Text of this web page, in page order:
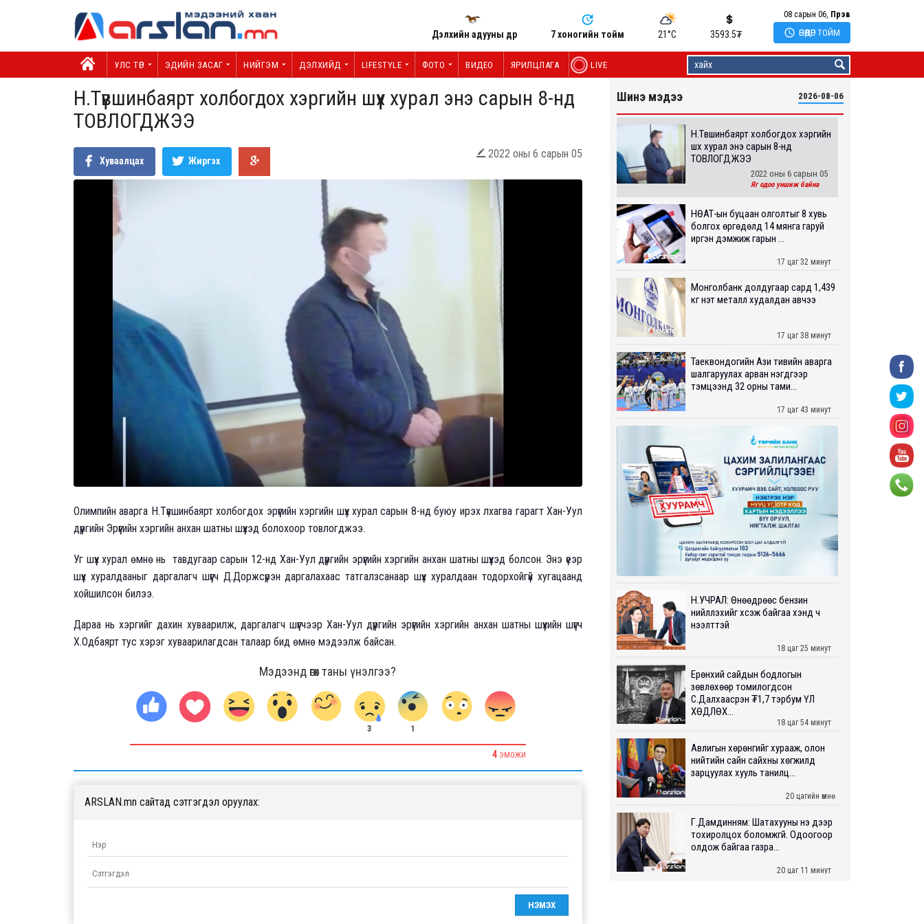
Дэлхийн адууны өдөр 7 хоногийн тойм 21°C 3593.5₮
08 сарын 06, Пүрэв
 ӨНӨӨДӨР ТОЙМ
УЛС ТӨР ЭДИЙН ЗАСАГ НИЙГЭМ ДЭЛХИЙД LIFESTYLE ФОТО ВИДЕО ЯРИЛЦЛАГА LIVE
Н.Түвшинбаярт холбогдох хэргийн шүүх хурал энэ сарын 8-нд
ТОВЛОГДЖЭЭ
Хуваалцах Жиргэх
 2022 оны 6 сарын 05
Олимпийн аварга Н.Түвшинбаярт холбогдох эрүүгийн хэргийн шүүх хурал сарын 8-нд буюу ирэх лхагва гарагт Хан-Уул
дүүргийн Эрүүгийн хэргийн анхан шатны шүүхэд болохоор товлогджээ.
Уг шүүх хурал өмнө нь тавдугаар сарын 12-нд Хан-Уул дүүргийн эрүүгийн хэргийн анхан шатны шүүхэд болсон. Энэ үеэр
шүүх хуралдааныг даргалагч шүүгч Д.Доржсүрэн даргалахаас татгалзсанаар шүүх хуралдаан тодорхойгүй хугацаанд
хойшилсон билээ.
Дараа нь хэргийг дахин хуваарилж, даргалагч шүүгчээр Хан-Уул дүүргийн эрүүгийн хэргийн анхан шатны шүүхийн шүүгч
Х.Одбаярт тус хэрэг хуваарилагдсан талаар бид өмнө мэдээлж байсан.
Мэдээнд өгөх таны үнэлгээ?
3 1
4 ЭМОЖИ
ARSLAN.mn сайтад сэтгэгдэл оруулах:
Шинэ мэдээ 2026-08-06
Н.Түвшинбаярт холбогдох хэргийн
шүүх хурал энэ сарын 8-нд
ТОВЛОГДЖЭЭ
2022 оны 6 сарын 05
Яг одоо уншиж байна
НӨАТ-ын буцаан олголтыг 8 хувь
болгох өргөдөлд 14 мянга гаруй
иргэн дэмжиж гарын ...
17 цаг 32 минут
Монголбанк долдугаар сард 1,439
кг үнэт металл худалдан авчээ
17 цаг 38 минут
Таеквондогийн Ази тивийн аварга
шалгаруулах арван нэгдүгээр
тэмцээнд 32 орны тами...
17 цаг 43 минут
Н.УЧРАЛ: Өнөөдрөөс бензин
нийлүүлэхийг хүсэж байгаа хэнд ч
нээлттэй
18 цаг 25 минут
Ерөнхий сайдын бодлогын
зөвлөхөөр томилогдсон
С.Далхаасүрэн ₮1,7 тэрбум ҮЛ
ХӨДЛӨХ...
18 цаг 54 минут
Авлигын хөрөнгийг хурааж, олон
нийтийн сайн сайхны хөгжилд
зарцуулах хууль танилц...
20 цагийн өмнө
Г.Дамдинням: Шатахууны үнэ дээр
тохиролцох боломжгүй. Одоогоор
олдож байгаа газра...
20 цаг 11 минут